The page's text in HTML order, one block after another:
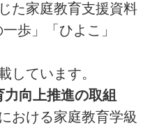
た家庭教育支援資料
歩」「ひよこ」
しています。
向上推進の取組
おける家庭教育学級